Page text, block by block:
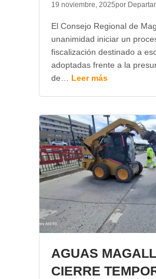
19 noviembre, 2025por
El Consejo Regional de
unanimidad iniciar un
fiscalización destinado a
adoptadas frente a la
de… Leer más
AGUAS
CIERRE